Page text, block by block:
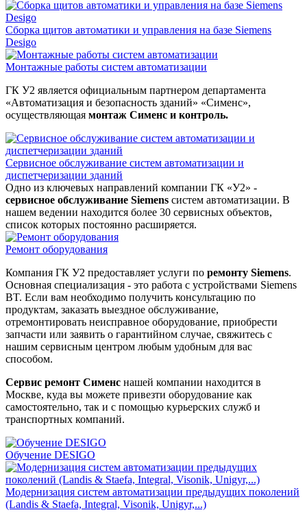
Сборка щитов автоматики и управления на базе Siemens
Desigo
Монтажные работы систем автоматизации
ГК У2 является официальным партнером департамента
«Автоматизация и безопасность зданий» «Сименс»,
осуществляющая монтаж Сименс и контроль.
Сервисное обслуживание систем автоматизации и
диспетчеризации зданий
Одно из ключевых направлений компании ГК «У2» -
сервисное обслуживание Siemens систем автоматизации. В
нашем ведении находится более 30 сервисных объектов,
список которых постоянно расширяется.
Ремонт оборудования
Компания ГК У2 предоставляет услуги по ремонту Siemens.
Основная специализация - это работа с устройствами Siemens
BT. Если вам необходимо получить консультацию по
продуктам, заказать выездное обслуживание,
отремонтировать неисправное оборудование, приобрести
запчасти или заявить о гарантийном случае, свяжитесь с
нашим сервисным центром любым удобным для вас
способом.
Сервис ремонт Сименс нашей компании находится в
Москве, куда вы можете привезти оборудование как
самостоятельно, так и с помощью курьерских служб и
транспортных компаний.
Обучение DESIGO
Модернизация систем автоматизации предыдущих поколений
(Landis & Staefa, Integral, Visonik, Unigyr,...)